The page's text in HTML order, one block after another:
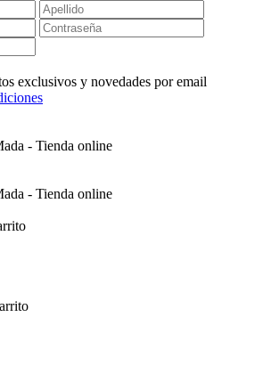
exclusivos y novedades por email